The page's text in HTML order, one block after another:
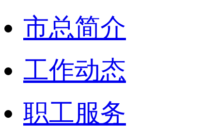
市总简介
工作动态
职工服务